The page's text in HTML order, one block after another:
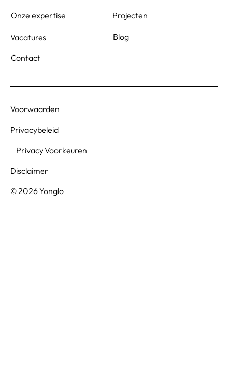
Onze expertise
Vacatures
Contact
Projecten
Blog
Voorwaarden
Privacybeleid
Privacy Voorkeuren
Disclaimer
© 2026 Yonglo